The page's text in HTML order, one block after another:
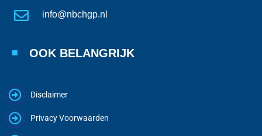
info@nbchgp.nl
OOK BELANGRIJK
Disclaimer
Privacy Voorwaarden